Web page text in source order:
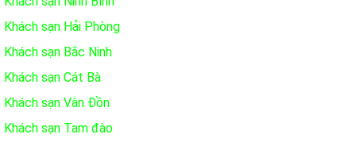
Khách sạn Hải Phòng
Khách sạn Bắc Ninh
Khách sạn Cát Bà
Khách sạn Vân Đồn
Khách sạn Tam đào